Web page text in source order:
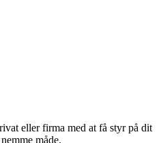
eller firma med at få styr på dit
måde.